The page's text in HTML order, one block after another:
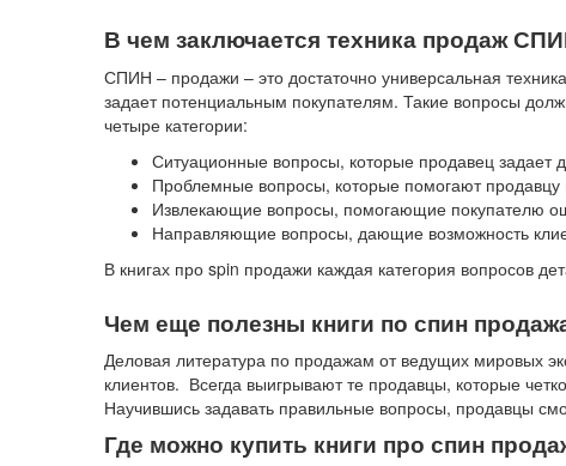
В чем заключается техника продаж
СПИН – продажи – это достаточно универсальная
задает потенциальным покупателям. Такие вопросы
четыре категории:
Ситуационные вопросы, которые продавец задает
Проблемные вопросы, которые помогают продавцу
Извлекающие вопросы, помогающие покупателю
Направляющие вопросы, дающие возможность
В книгах про spin продажи каждая категория вопросов
Чем еще полезны книги по спин
Деловая литература по продажам от ведущих мировых
клиентов. Всегда выигрывают те продавцы, которые
Научившись задавать правильные вопросы, продавцы
Где можно купить книги про спин